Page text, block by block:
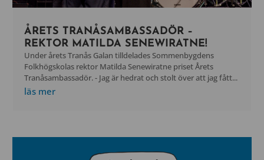
ÅRETS TRANÅSAMBASSADÖR –
REKTOR MATILDA SENEWIRATNE!
Under årets Tranås Galan tilldelades Sommenbygdens
Folkhögskolas rektor Matilda Senewiratne priset Årets
Tranåsambassadör. - Jag är hedrat och stolt över att jag fått...
läs mer